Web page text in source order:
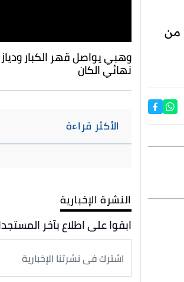
ومن المقرر أن يُقام الدور نصف النهائي للملحق يوم 13 نوفمبر، على أن يُجرى النهائي في 16 من
وهبي يواصل قهر الكبار ودياز
نهائي الكان
الأكثر قراءة
النشرة الإخبارية
ابقوا على اطلاع بآخر